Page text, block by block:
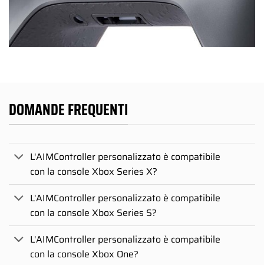
DOMANDE FREQUENTI
L'AIMController personalizzato è compatibile
con la console Xbox Series X?
L'AIMController personalizzato è compatibile
con la console Xbox Series S?
L'AIMController personalizzato è compatibile
con la console Xbox One?